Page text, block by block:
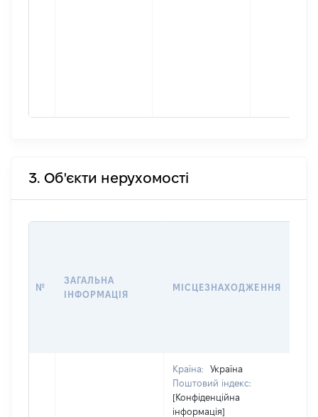
3. Об'єкти нерухомості
№
ЗАГАЛЬНА
ІНФОРМАЦІЯ
МІСЦЕЗНАХОДЖЕННЯ
Країна:
Україна
Поштовий індекс:
[Конфіденційна
інформація]